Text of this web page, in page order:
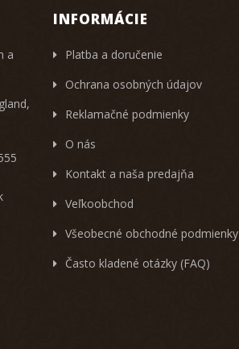
a
INFORMÁCIE
Platba a doručenie
Ochrana osobných údajov
Reklamačné podmienky
O nás
Kontakt a naša predajňa
Veľkoobchod
Všeobecné obchodné podmienky
Často kladené otázky (FAQ)